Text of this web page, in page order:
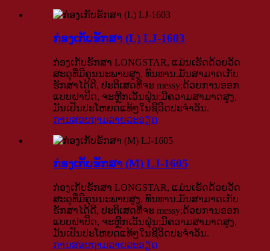
ກ່ອງເກັບຮັກສາ (L) LJ-1603
ກ່ອງເກັບຮັກສາ LONGSTAR, ແມ່ນເຮັດດ້ວຍວັດ
ສະດຸທີ່ມີຄຸນນະພາບສູງ, ທົນທານ.ມັນສາມາດເກັບ
ຮັກສາໄດ້ດີ, ປະຕິເສດທີ່ຈະ messy;ດ້ວຍການອອກ
ແບບຝາປິດ, ຈະຫຼີກເວັ້ນຝຸ່ນ;ມີຄວາມສາມາດສູງ,
ມັນເປັນປະໂຫຍດແທ້ໆໃນຊີວິດປະຈໍາວັນ.
ການສອບຖາມລາຍລະອຽດ
ກ່ອງເກັບຮັກສາ (M) LJ-1605
ກ່ອງເກັບຮັກສາ LONGSTAR, ແມ່ນເຮັດດ້ວຍວັດ
ສະດຸທີ່ມີຄຸນນະພາບສູງ, ທົນທານ.ມັນສາມາດເກັບ
ຮັກສາໄດ້ດີ, ປະຕິເສດທີ່ຈະ messy;ດ້ວຍການອອກ
ແບບຝາປິດ, ຈະຫຼີກເວັ້ນຝຸ່ນ;ມີຄວາມສາມາດສູງ,
ມັນເປັນປະໂຫຍດແທ້ໆໃນຊີວິດປະຈໍາວັນ.
ການສອບຖາມລາຍລະອຽດ